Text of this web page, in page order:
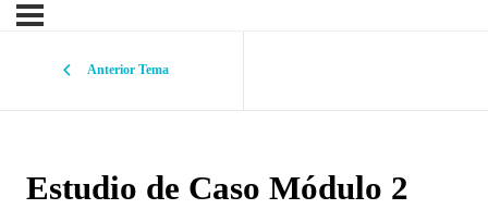
Anterior Tema
Estudio de Caso Módulo 2